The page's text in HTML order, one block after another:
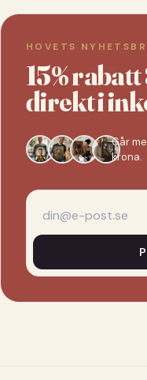
HOVETS
15%
direkt i
Går
krona.